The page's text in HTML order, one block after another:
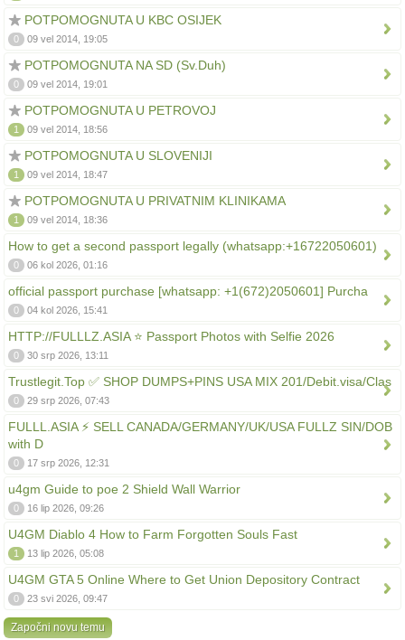
POTPOMOGNUTA U KBC OSIJEK
0 09 vel 2014, 19:05
POTPOMOGNUTA NA SD (Sv.Duh)
0 09 vel 2014, 19:01
POTPOMOGNUTA U PETROVOJ
1 09 vel 2014, 18:56
POTPOMOGNUTA U SLOVENIJI
1 09 vel 2014, 18:47
POTPOMOGNUTA U PRIVATNIM KLINIKAMA
1 09 vel 2014, 18:36
How to get a second passport legally (whatsapp:+16722050601)
0 06 kol 2026, 01:16
official passport purchase [whatsapp: +1(672)2050601] Purcha
0 04 kol 2026, 15:41
HTTP://FULLLZ.ASIA ⭐️ Passport Photos with Selfie 2026
0 30 srp 2026, 13:11
Trustlegit.Top ✅ SHOP DUMPS+PINS USA MIX 201/Debit.visa/Clas
0 29 srp 2026, 07:43
FULLL.ASIA ⚡ SELL CANADA/GERMANY/UK/USA FULLZ SIN/DOB
with D
0 17 srp 2026, 12:31
u4gm Guide to poe 2 Shield Wall Warrior
0 16 lip 2026, 09:26
U4GM Diablo 4 How to Farm Forgotten Souls Fast
1 13 lip 2026, 05:08
U4GM GTA 5 Online Where to Get Union Depository Contract
0 23 svi 2026, 09:47
Započni novu temu